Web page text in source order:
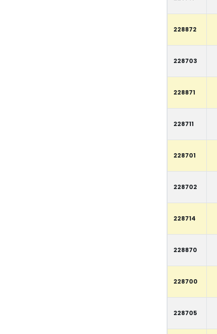
228872
228703
228871
228711
228701
228702
228714
228870
228700
228705